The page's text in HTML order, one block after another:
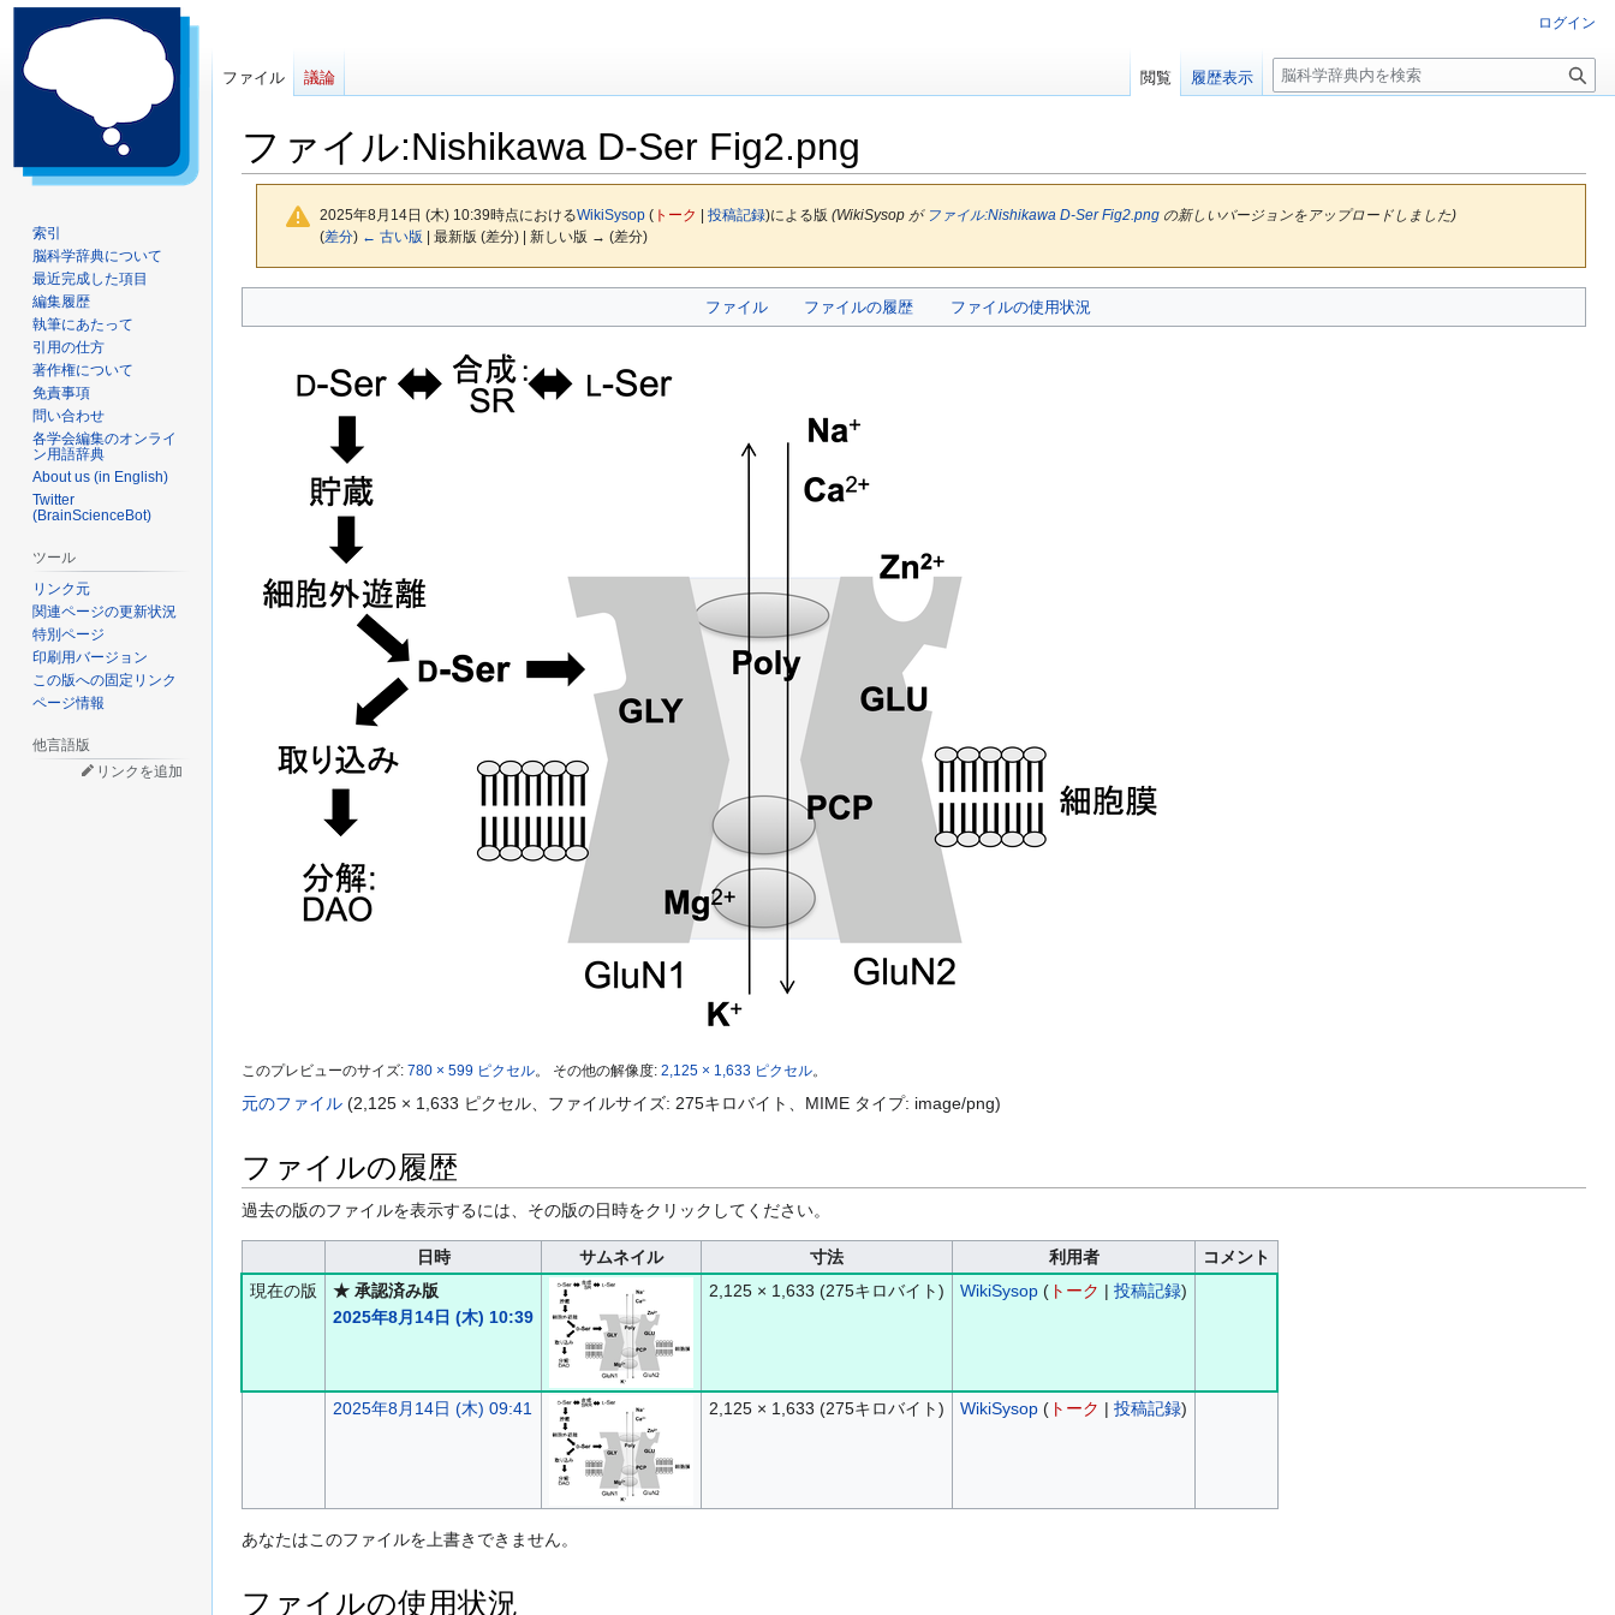
ファイル:Nishikawa D-Ser Fig2.png
2025年8月14日 (木) 10:39時点におけるWikiSysop (トーク | 投稿記録)による版 (WikiSysop が ファイル:Nishikawa D-Ser Fig2.pngの新しいバージョンをアップロードしました)
(差分) ← 古い版 | 最新版 (差分) | 新しい版 → (差分)
ビ
索
ファイル ファイルの履歴 ファイルの使用状況
このプレビューのサイズ: 780 × 599 ピクセル。 その他の解像度: 2,125 × 1,633 ピクセル。
元のファイル (2,125 × 1,633 ピクセル、ファイルサイズ: 275キロバイト、MIME タイプ: image/png)
ファイルの履歴
過去の版のファイルを表示するには、その版の日時をクリックしてください。
日時 サムネイル 寸法 利用者
コメント
現在の版
★ 承認済み版
2025年8月14日 (木) 10:39
2,125 × 1,633 (275キロバイト) WikiSysop (トーク | 投稿記録)
2025年8月14日 (木) 09:41 2,125 × 1,633 (275キロバイト) WikiSysop (トーク | 投稿記録)
あなたはこのファイルを上書きできません。
ファイルの使用状況
ログイン
ファイル 議論 閲覧 履歴表示
検
索
索引
脳科学辞典について
最近完成した項目
編集履歴
執筆にあたって
引用の仕方
著作権について
免責事項
問い合わせ
各学会編集のオンライ
ン用語辞典
About us (in English)
Twitter
(BrainScienceBot)
ツール
リンク元
関連ページの更新状況
特別ページ
印刷用バージョン
この版への固定リンク
ページ情報
他言語版
リンクを追加